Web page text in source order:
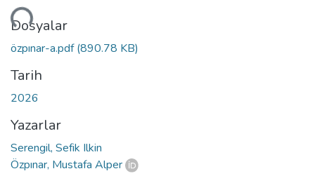
Dosyalar
özpınar-a.pdf(890.78 KB)
Tarih
2026
Yazarlar
Serengil, Sefik Ilkin
Özpınar, Mustafa Alper